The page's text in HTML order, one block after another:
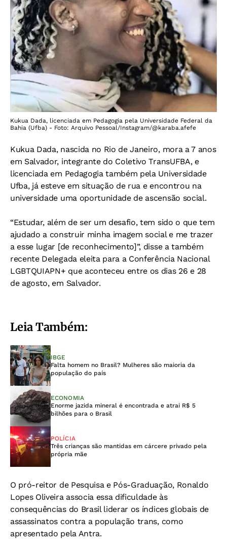
Kukua Dada, licenciada em Pedagogia pela Universidade Federal da
Bahia (Ufba) - Foto: Arquivo Pessoal/Instagram/@karaba.afefe
Kukua Dada, nascida no Rio de Janeiro, mora a 7 anos
em Salvador, integrante do Coletivo TransUFBA, e
licenciada em Pedagogia também pela Universidade
Ufba, já esteve em situação de rua e encontrou na
universidade uma oportunidade de ascensão social.
“Estudar, além de ser um desafio, tem sido o que tem
ajudado a construir minha imagem social e me trazer
a esse lugar [de reconhecimento]”, disse a também
recente Delegada eleita para a Conferência Nacional
LGBTQUIAPN+ que aconteceu entre os dias 26 e 28
de agosto, em Salvador.
Leia Também:
IBGE
Falta homem no Brasil? Mulheres são maioria da
população do país
ECONOMIA
Enorme jazida mineral é encontrada e atrai R$ 5
bilhões para o Brasil
POLÍCIA
Três crianças são mantidas em cárcere privado pela
própria mãe
O pró-reitor de Pesquisa e Pós-Graduação, Ronaldo
Lopes Oliveira associa essa dificuldade às
consequências do Brasil liderar os índices globais de
assassinatos contra a população trans, como
apresentado pela Antra.